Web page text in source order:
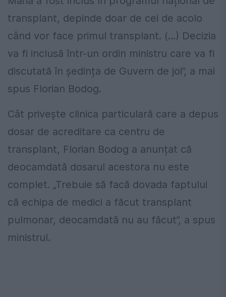
transplant, depinde doar de cei de acolo
când vor face primul transplant. (...) Decizia
va fi inclusă într-un ordin ministru care va fi
discutată în ședința de Guvern de joi”, a mai
spus Florian Bodog.
Cât privește clinica particulară care a depus
dosar de acreditare ca centru de
transplant, Florian Bodog a anunțat că
deocamdată dosarul acestora nu este
complet. „Trebuie să facă dovada faptului
că echipa de medici a făcut transplant
pulmonar, deocamdată nu au făcut”, a spus
ministrul.